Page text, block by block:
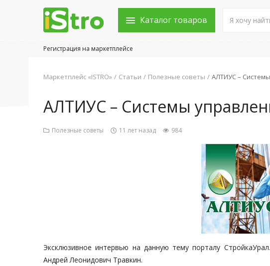
Каталог товаров
Регистрация на маркетплейсе
Маркетплейс «ISTRO» Статьи Полезные советы АЛТИУС –
АЛТИУС – Системы
Полезные советы 11 лет назад 984
Эксклюзивное интервью на данную тему порталу
Андрей Леонидович Травкин.